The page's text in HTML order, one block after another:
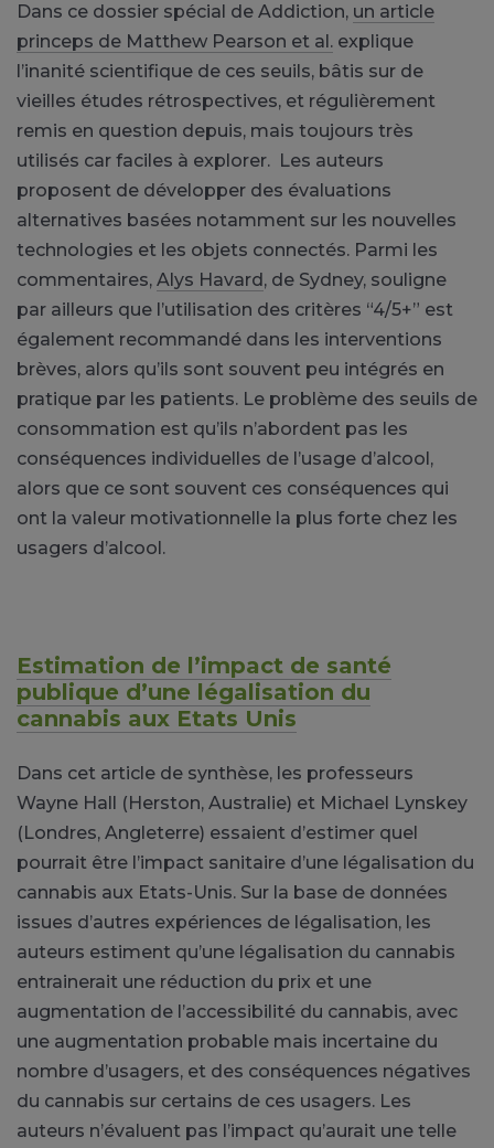
Dans ce dossier spécial de Addiction, un article
princeps de Matthew Pearson et al. explique
l’inanité scientifique de ces seuils, bâtis sur de
vieilles études rétrospectives, et régulièrement
remis en question depuis, mais toujours très
utilisés car faciles à explorer. Les auteurs
proposent de développer des évaluations
alternatives basées notamment sur les nouvelles
technologies et les objets connectés. Parmi les
commentaires, Alys Havard, de Sydney, souligne
par ailleurs que l’utilisation des critères “4/5+” est
également recommandé dans les interventions
brèves, alors qu’ils sont souvent peu intégrés en
pratique par les patients. Le problème des seuils de
consommation est qu’ils n’abordent pas les
conséquences individuelles de l’usage d’alcool,
alors que ce sont souvent ces conséquences qui
ont la valeur motivationnelle la plus forte chez les
usagers d’alcool.
Estimation de l’impact de santé
publique d’une légalisation du
cannabis aux Etats Unis
Dans cet article de synthèse, les professeurs
Wayne Hall (Herston, Australie) et Michael Lynskey
(Londres, Angleterre) essaient d’estimer quel
pourrait être l’impact sanitaire d’une légalisation du
cannabis aux Etats-Unis. Sur la base de données
issues d’autres expériences de légalisation, les
auteurs estiment qu’une légalisation du cannabis
entrainerait une réduction du prix et une
augmentation de l’accessibilité du cannabis, avec
une augmentation probable mais incertaine du
nombre d’usagers, et des conséquences négatives
du cannabis sur certains de ces usagers. Les
auteurs n’évaluent pas l’impact qu’aurait une telle